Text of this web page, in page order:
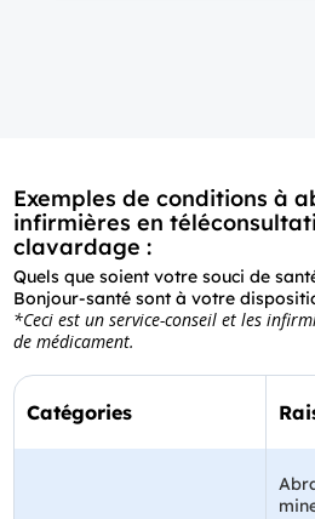
Exemples de conditions à
infirmières en
clavardage :
Quels que soient votre souci de
Bonjour-santé sont à votre
*Ceci est un service-conseil et les
de médicament.
Catégories